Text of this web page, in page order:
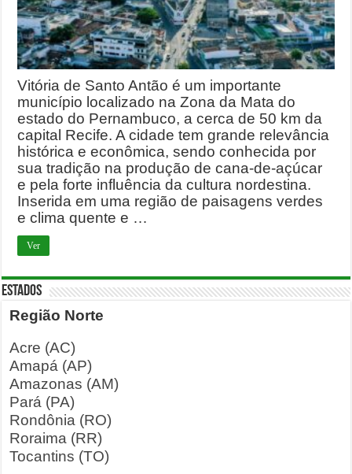
Vitória de Santo Antão é um importante
município localizado na Zona da Mata do
estado do Pernambuco, a cerca de 50 km da
capital Recife. A cidade tem grande relevância
histórica e econômica, sendo conhecida por
sua tradição na produção de cana-de-açúcar
e pela forte influência da cultura nordestina.
Inserida em uma região de paisagens verdes
e clima quente e …
Ver
ESTADOS
Região Norte
Acre (AC)
Amapá (AP)
Amazonas (AM)
Pará (PA)
Rondônia (RO)
Roraima (RR)
Tocantins (TO)